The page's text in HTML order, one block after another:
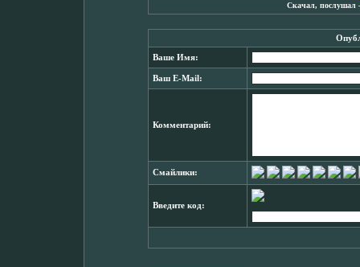
Скачал, послушал
Ваше Имя:
Ваш E-Mail:
Комментарий:
Смайлики:
Введите код: